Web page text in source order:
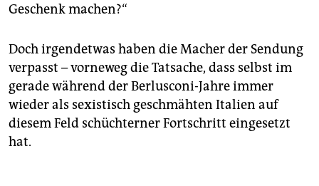
Geschenk machen?“
Doch irgendetwas haben die Macher der Sendung
verpasst – vorneweg die Tatsache, dass selbst im
gerade während der Berlusconi-Jahre immer
wieder als sexistisch geschmähten Italien auf
diesem Feld schüchterner Fortschritt eingesetzt
hat.